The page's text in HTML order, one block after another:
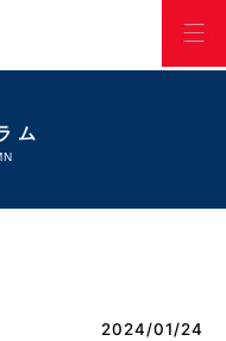
ム
2024/01/24